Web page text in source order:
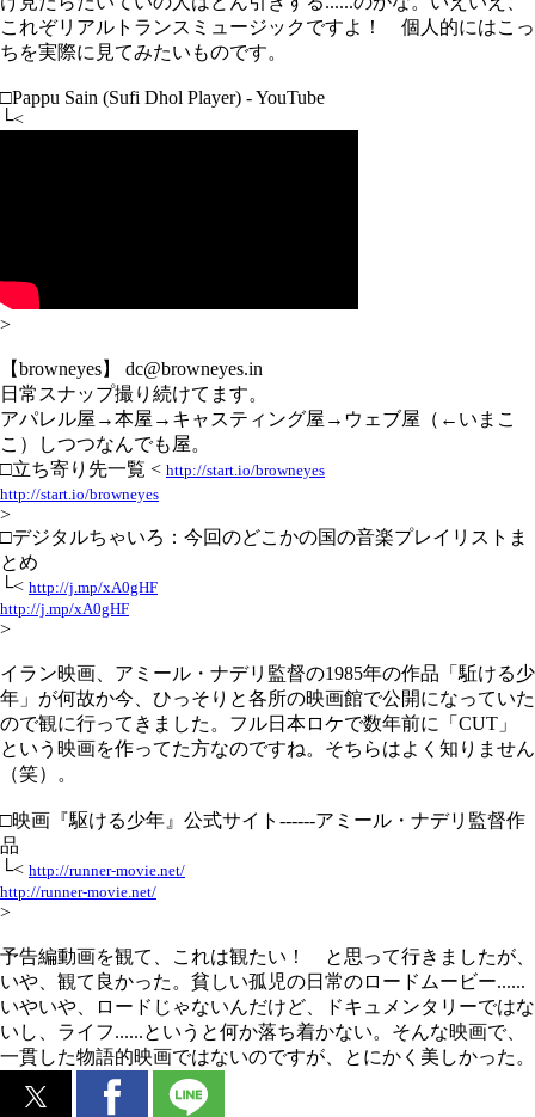
これぞリアルトランスミュージックですよ！ 個人的にはこっ
ちを実際に見てみたいものです。
□Pappu Sain (Sufi Dhol Player) - YouTube
└<
>
【browneyes】 dc@browneyes.in
日常スナップ撮り続けてます。
アパレル屋→本屋→キャスティング屋→ウェブ屋（←いまこ
こ）しつつなんでも屋。
□立ち寄り先一覧 < http://start.io/browneyes
http://start.io/browneyes
>
□デジタルちゃいろ：今回のどこかの国の音楽プレイリストま
とめ
└< http://j.mp/xA0gHF
http://j.mp/xA0gHF
>
イラン映画、アミール・ナデリ監督の1985年の作品「駈ける少
年」が何故か今、ひっそりと各所の映画館で公開になっていた
ので観に行ってきました。フル日本ロケで数年前に「CUT」
という映画を作ってた方なのですね。そちらはよく知りません
（笑）。
□映画『駆ける少年』公式サイト------アミール・ナデリ監督作
品
└< http://runner-movie.net/
http://runner-movie.net/
>
予告編動画を観て、これは観たい！ と思って行きましたが、
いや、観て良かった。貧しい孤児の日常のロードムービー......
いやいや、ロードじゃないんだけど、ドキュメンタリーではな
いし、ライフ......というと何か落ち着かない。そんな映画で、
一貫した物語的映画ではないのですが、とにかく美しかった。